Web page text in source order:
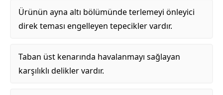
Ürünün ayna altı bölümünde terlemeyi önleyici
direk teması engelleyen tepecikler vardır.
Taban üst kenarında havalanmayı sağlayan
karşılıklı delikler vardır.